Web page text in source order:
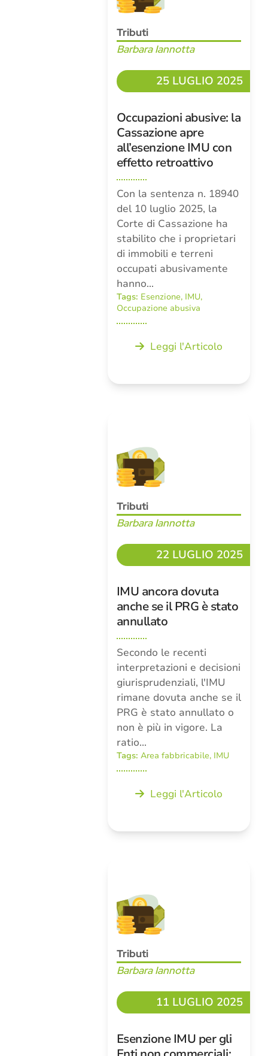
Tributi
Barbara Iannotta
25 LUGLIO 2025
Occupazioni abusive: la
Cassazione apre
all’esenzione IMU con
effetto retroattivo
Con la sentenza n. 18940
del 10 luglio 2025, la
Corte di Cassazione ha
stabilito che i proprietari
di immobili e terreni
occupati abusivamente
hanno…
Tags: Esenzione, IMU,
Occupazione abusiva
Leggi l'Articolo
Tributi
Barbara Iannotta
22 LUGLIO 2025
IMU ancora dovuta
anche se il PRG è stato
annullato
Secondo le recenti
interpretazioni e decisioni
giurisprudenziali, l'IMU
rimane dovuta anche se il
PRG è stato annullato o
non è più in vigore. La
ratio…
Tags: Area fabbricabile, IMU
Leggi l'Articolo
Tributi
Barbara Iannotta
11 LUGLIO 2025
Esenzione IMU per gli